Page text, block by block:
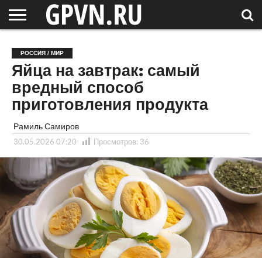
ОБЛАСТЬ
НОВОСТИ
СОСЕДЕЙ
РОССИЯ
/ МИР
СПЕЦПРОЕКТЫ
БЛОГ
СТАТЬИ
ФОТОРЕПОРТАЖИ
ИНТЕРВЬЮ
ОБЪЕКТЫ
ПОДБОРКИ
РОССИЯ / МИР
Яйца на завтрак: самый
вредный способ
приготовления продукта
Рамиль Самиров
30.05.2026 07:20 Просмотров: 36